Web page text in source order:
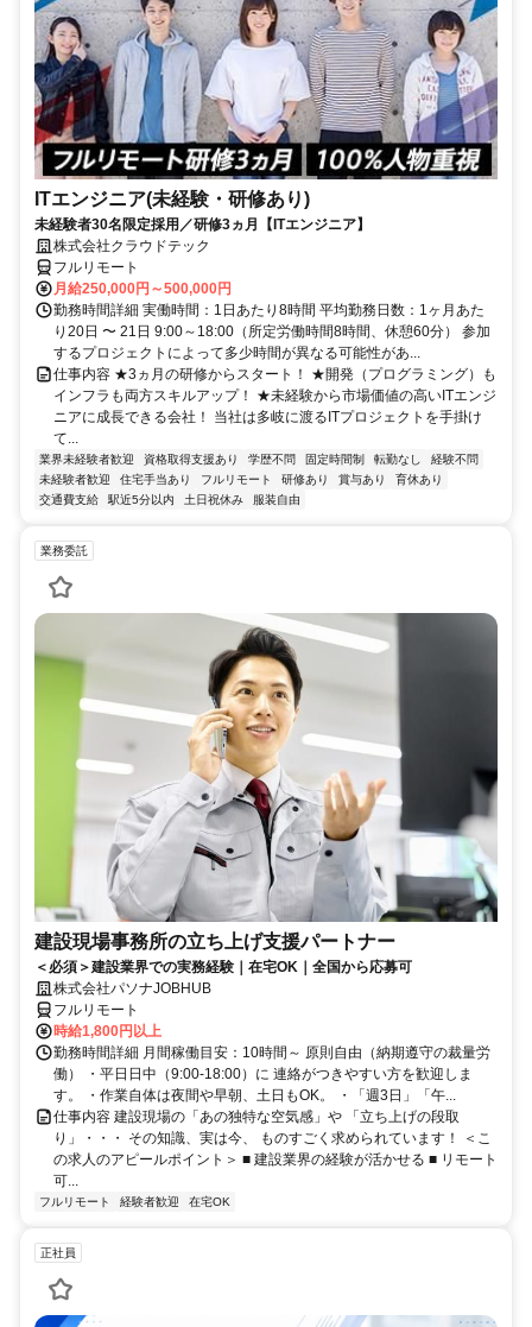
ITエンジニア(未経験・研修あり)
未経験者30名限定採用／研修3ヵ月【ITエンジニア】
株式会社クラウドテック
フルリモート
月給250,000円～500,000円
勤務時間詳細 実働時間：1日あたり8時間 平均勤務日数：1ヶ月あた
り20日 〜 21日 9:00～18:00（所定労働時間8時間、休憩60分） 参加
するプロジェクトによって多少時間が異なる可能性があ...
仕事内容 ★3ヵ月の研修からスタート！ ★開発（プログラミング）も
インフラも両方スキルアップ！ ★未経験から市場価値の高いITエンジ
ニアに成長できる会社！ 当社は多岐に渡るITプロジェクトを手掛け
て...
業界未経験者歓迎 資格取得支援あり 学歴不問 固定時間制 転勤なし
経験不問
未経験者歓迎
住宅手当あり フルリモート 研修あり 賞与あり
育休あり
交通費支給
駅近5分以内 土日祝休み 服装自由
業務委託
建設現場事務所の立ち上げ支援パートナー
＜必須＞建設業界での実務経験｜在宅OK｜全国から応募可
株式会社パソナJOBHUB
フルリモート
時給1,800円以上
勤務時間詳細 月間稼働目安：10時間～ 原則自由（納期遵守の裁量労
働） ・平日日中（9:00-18:00）に 連絡がつきやすい方を歓迎しま
す。 ・作業自体は夜間や早朝、土日もOK。 ・「週3日」「午...
仕事内容 建設現場の「あの独特な空気感」や 「立ち上げの段取
り」・・・ その知識、実は今、 ものすごく求められています！ ＜こ
の求人のアピールポイント＞ ■ 建設業界の経験が活かせる ■ リモート
可...
フルリモート 経験者歓迎 在宅OK
正社員